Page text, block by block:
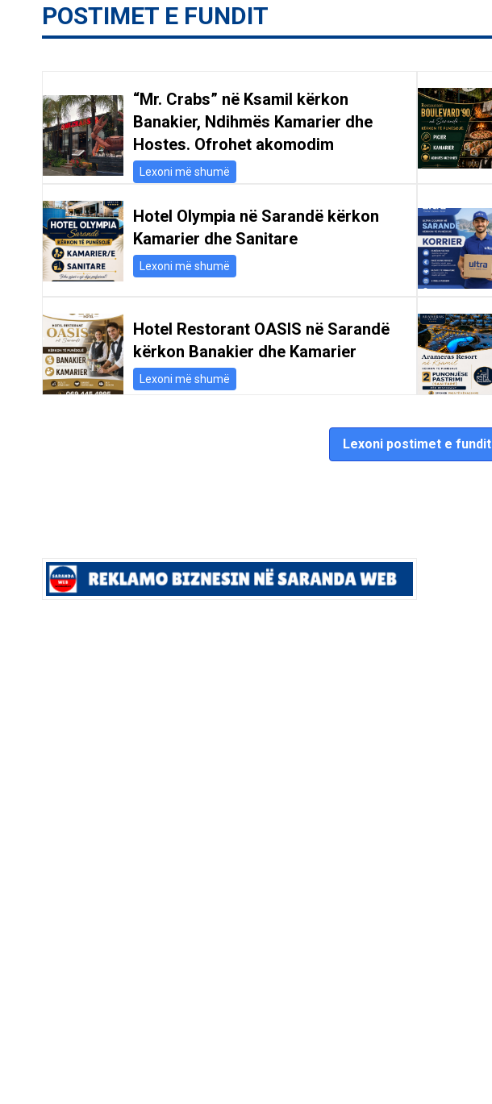
POSTIMET E FUNDIT
“Mr. Crabs” në Ksamil kërkon
Banakier, Ndihmës Kamarier dhe
Hostes. Ofrohet akomodim
Lexoni më shumë
Hotel Olympia në Sarandë kërkon
Kamarier dhe Sanitare
Lexoni më shumë
Hotel Restorant OASIS në Sarandë
kërkon Banakier dhe Kamarier
Lexoni më shumë
Lexoni postimet e fundit